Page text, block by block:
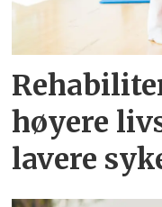
høyere
lavere